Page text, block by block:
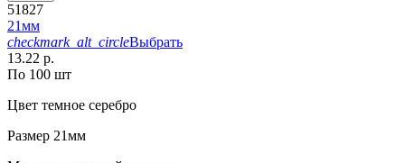
51827
21мм
checkmark_alt_circleВыбрать
13.22 р.
По 100 шт
Цвет темное серебро
Размер 21мм